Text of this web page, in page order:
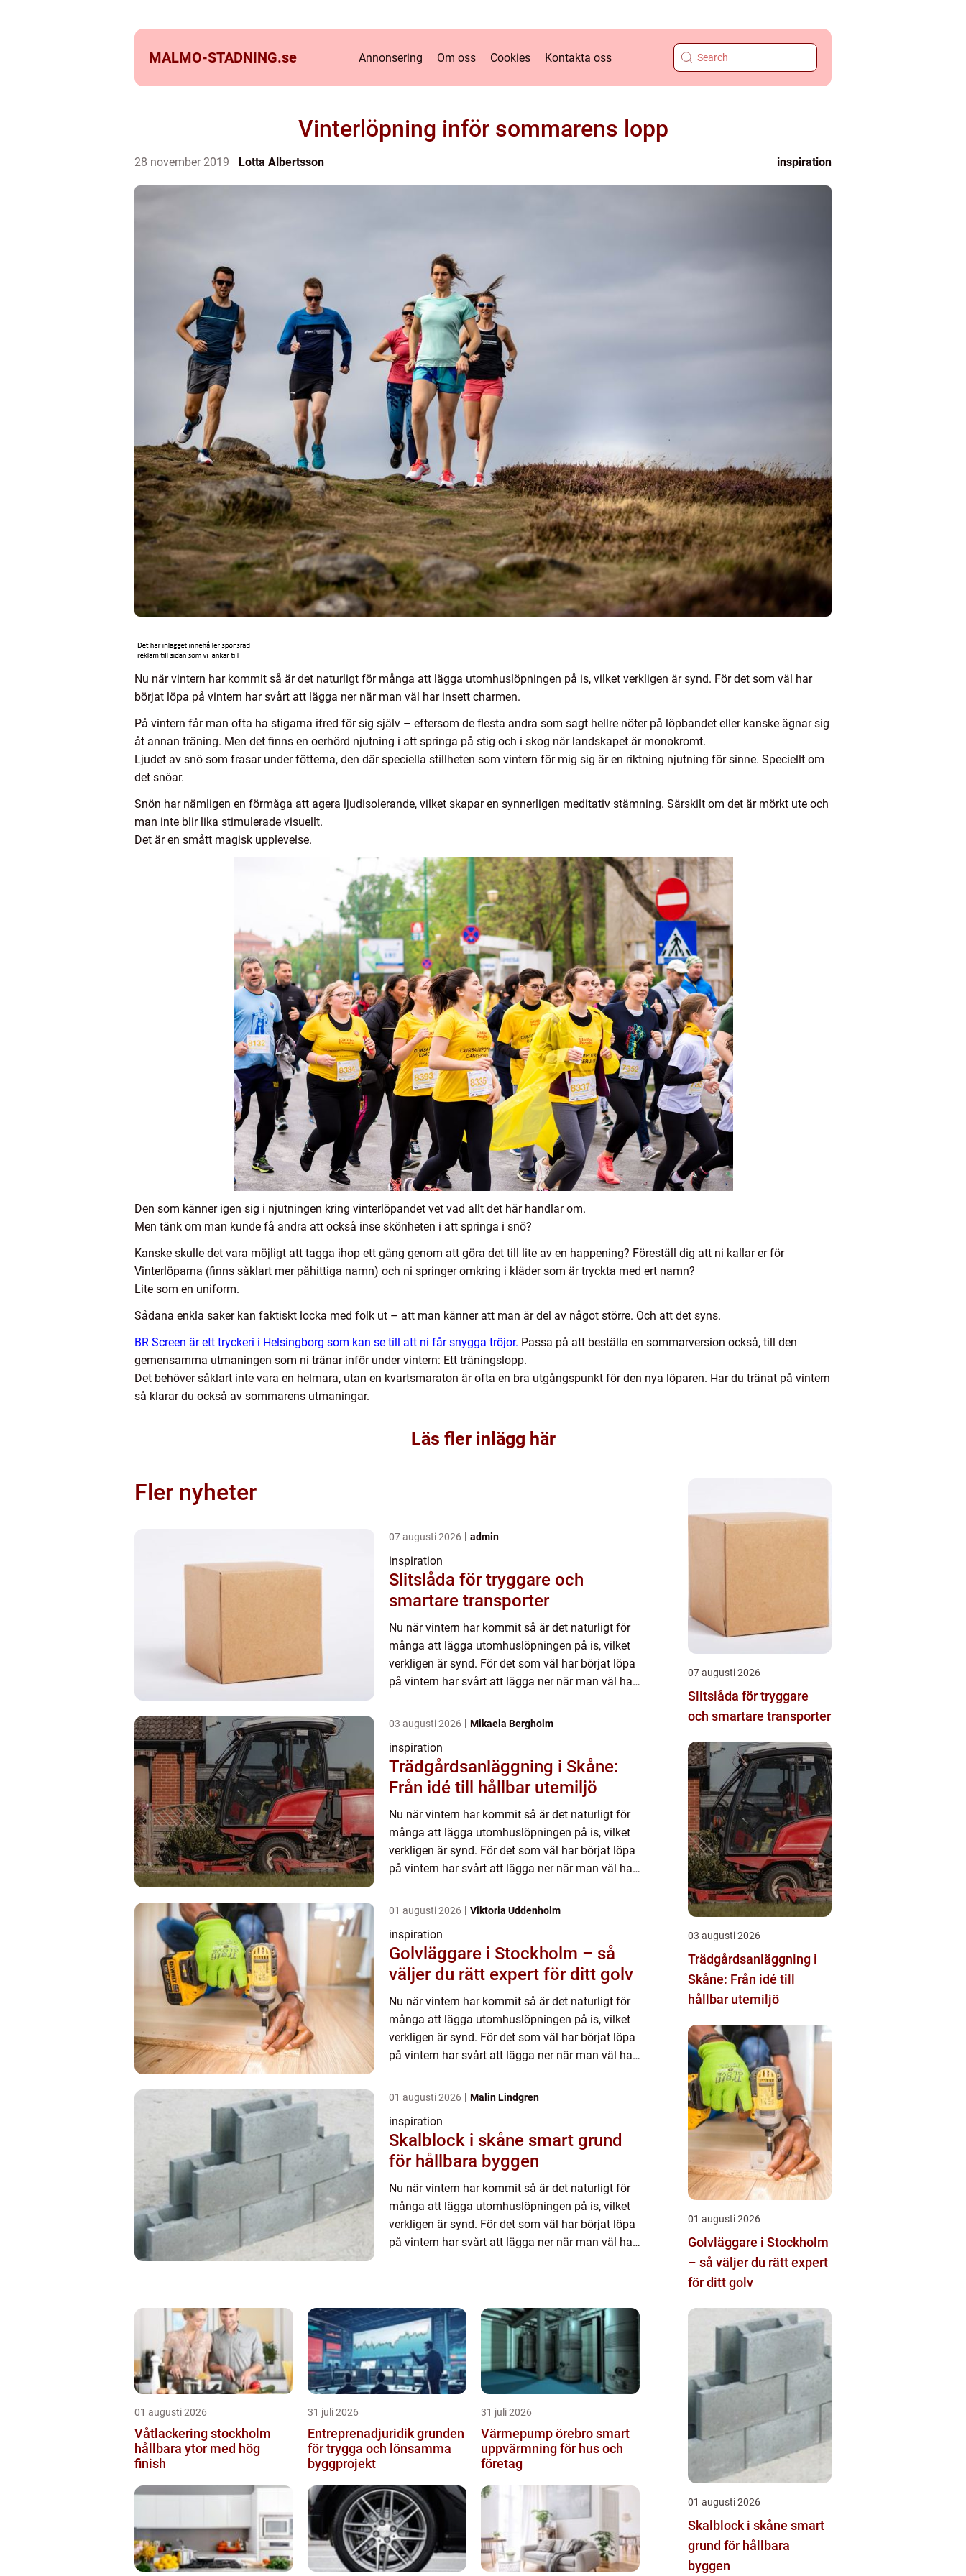
MALMO-STADNING.se Annonsering Om oss Cookies Kontakta oss
Vinterlöpning inför sommarens lopp
28 november 2019 Lotta Albertsson inspiration
Nu när vintern har kommit så är det naturligt för många att lägga utomhuslöpningen på is, vilket verkligen är synd. För det som väl har
börjat löpa på vintern har svårt att lägga ner när man väl har insett charmen.
På vintern får man ofta ha stigarna ifred för sig själv – eftersom de flesta andra som sagt hellre nöter på löpbandet eller kanske ägnar sig
åt annan träning. Men det finns en oerhörd njutning i att springa på stig och i skog när landskapet är monokromt.
Ljudet av snö som frasar under fötterna, den där speciella stillheten som vintern för mig sig är en riktning njutning för sinne. Speciellt om
det snöar.
Snön har nämligen en förmåga att agera ljudisolerande, vilket skapar en synnerligen meditativ stämning. Särskilt om det är mörkt ute och
man inte blir lika stimulerade visuellt.
Det är en smått magisk upplevelse.
Den som känner igen sig i njutningen kring vinterlöpandet vet vad allt det här handlar om.
Men tänk om man kunde få andra att också inse skönheten i att springa i snö?
Kanske skulle det vara möjligt att tagga ihop ett gäng genom att göra det till lite av en happening? Föreställ dig att ni kallar er för
Vinterlöparna (finns såklart mer påhittiga namn) och ni springer omkring i kläder som är tryckta med ert namn?
Lite som en uniform.
Sådana enkla saker kan faktiskt locka med folk ut – att man känner att man är del av något större. Och att det syns.
BR Screen är ett tryckeri i Helsingborg som kan se till att ni får snygga tröjor. Passa på att beställa en sommarversion också, till den
gemensamma utmaningen som ni tränar inför under vintern: Ett träningslopp.
Det behöver såklart inte vara en helmara, utan en kvartsmaraton är ofta en bra utgångspunkt för den nya löparen. Har du tränat på vintern
så klarar du också av sommarens utmaningar.
Läs fler inlägg här
Fler nyheter
07 augusti 2026 admin
inspiration
Slitslåda för tryggare och
smartare transporter
Nu när vintern har kommit så är det naturligt för
många att lägga utomhuslöpningen på is, vilket
verkligen är synd. För det som väl har börjat löpa
på vintern har svårt att lägga ner när man väl har
stigarna...
03 augusti 2026 Mikaela Bergholm
inspiration
Trädgårdsanläggning i Skåne:
Från idé till hållbar utemiljö
Nu när vintern har kommit så är det naturligt för
många att lägga utomhuslöpningen på is, vilket
verkligen är synd. För det som väl har börjat löpa
på vintern har svårt att lägga ner när man väl har
stigarna...
01 augusti 2026 Viktoria Uddenholm
inspiration
Golvläggare i Stockholm – så
väljer du rätt expert för ditt golv
Nu när vintern har kommit så är det naturligt för
många att lägga utomhuslöpningen på is, vilket
verkligen är synd. För det som väl har börjat löpa
på vintern har svårt att lägga ner när man väl har
stigarna...
01 augusti 2026 Malin Lindgren
inspiration
Skalblock i skåne smart grund
för hållbara byggen
Nu när vintern har kommit så är det naturligt för
många att lägga utomhuslöpningen på is, vilket
verkligen är synd. För det som väl har börjat löpa
på vintern har svårt att lägga ner när man väl har
01 augusti 2026
Våtlackering stockholm
hållbara ytor med hög
finish
31 juli 2026
Entreprenadjuridik grunden
för trygga och lönsamma
byggprojekt
31 juli 2026
Värmepump örebro smart
uppvärmning för hus och
företag
07 augusti 2026
Slitslåda för tryggare
och smartare transporter
03 augusti 2026
Trädgårdsanläggning i
Skåne: Från idé till
hållbar utemiljö
01 augusti 2026
Golvläggare i Stockholm
– så väljer du rätt expert
för ditt golv
01 augusti 2026
Skalblock i skåne smart
grund för hållbara
byggen